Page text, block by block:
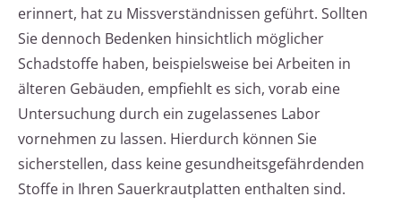
erinnert, hat zu Missverständnissen geführt. Sollten
Sie dennoch Bedenken hinsichtlich möglicher
Schadstoffe haben, beispielsweise bei Arbeiten in
älteren Gebäuden, empfiehlt es sich, vorab eine
Untersuchung durch ein zugelassenes Labor
vornehmen zu lassen. Hierdurch können Sie
sicherstellen, dass keine gesundheitsgefährdenden
Stoffe in Ihren Sauerkrautplatten enthalten sind.